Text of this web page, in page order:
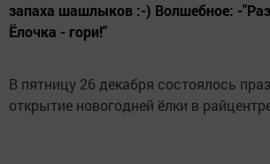
запаха шашлыков :-) Волшебное: -
Ёлочка - гори!"
В пятницу 26 декабря состоялось
открытие новогодней ёлки в